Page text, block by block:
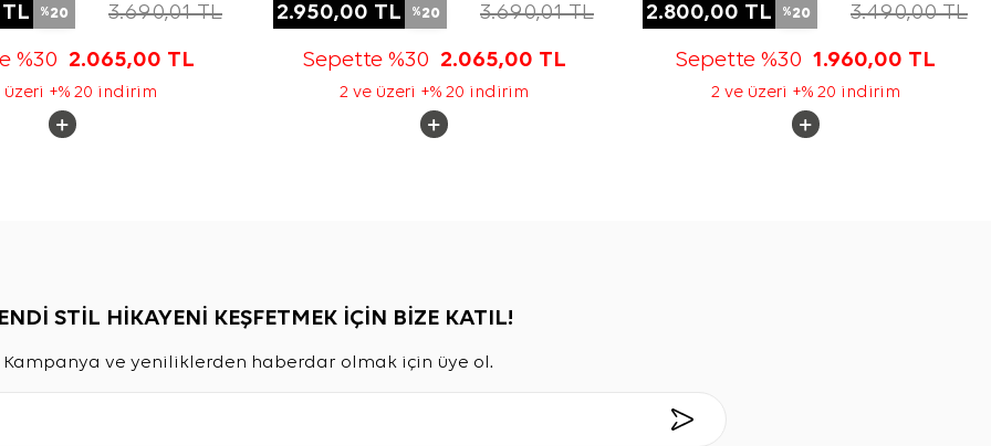
%20 3.690,01TL
%30 2.065,00 TL
üzeri +% 20 indirim
2.950,00 TL %20 3.690,01TL
Sepette %30 2.065,00 TL
2 ve üzeri +% 20 indirim
2.800,00 TL %20 3.490,00TL
Sepette %30 1.960,00 TL
2 ve üzeri +% 20 indirim
STİL HİKAYENİ KEŞFETMEK İÇİN BİZE KATIL!
Kampanya ve yeniliklerden haberdar olmak için üye ol.